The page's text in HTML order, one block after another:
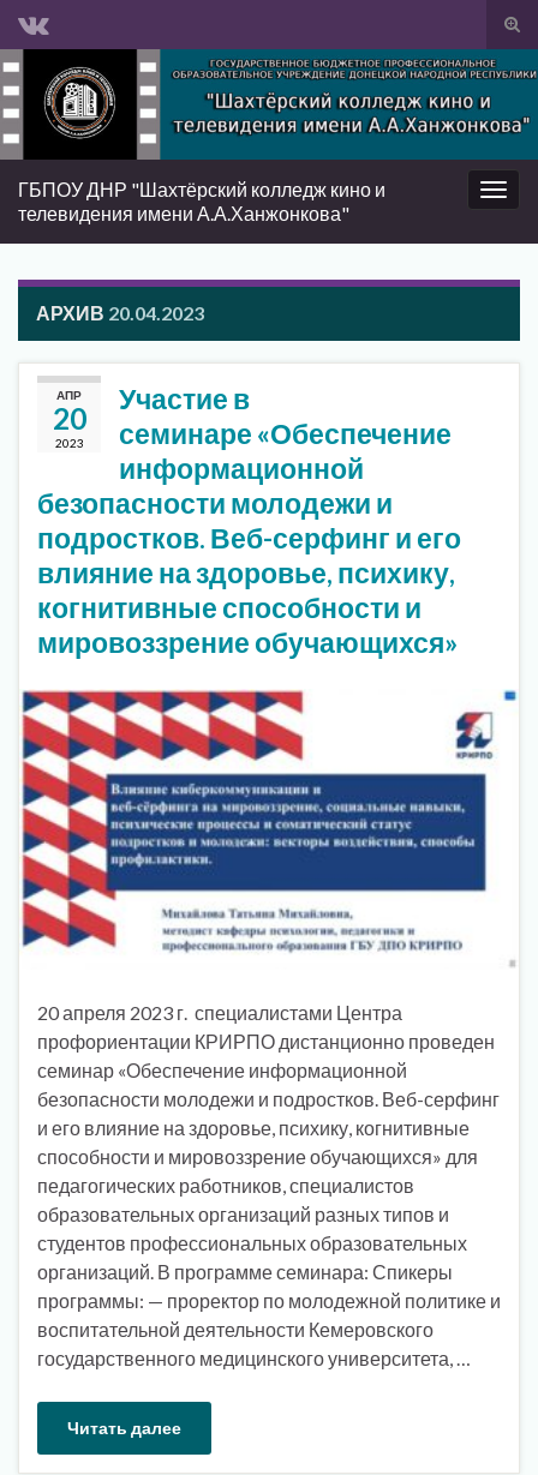
Вкл/
Search for:
Вкл/
ГБПОУ ДНР "Шахтёрский колледж кино и
телевидения имени А.А.Ханжонкова"
АРХИВ 20.04.2023
АПР
20
2023
Участие в
семинаре «Обеспечение
информационной
безопасности молодежи и
подростков. Веб-серфинг и его
влияние на здоровье, психику,
когнитивные способности и
мировоззрение обучающихся»
20 апреля 2023 г. специалистами Центра
профориентации КРИРПО дистанционно проведен
семинар «Обеспечение информационной
безопасности молодежи и подростков. Веб-серфинг
и его влияние на здоровье, психику, когнитивные
способности и мировоззрение обучающихся» для
педагогических работников, специалистов
образовательных организаций разных типов и
студентов профессиональных образовательных
организаций. В программе семинара: Спикеры
программы: — проректор по молодежной политике и
воспитательной деятельности Кемеровского
государственного медицинского университета, …
Читать далее